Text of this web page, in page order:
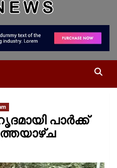
പാർക്ക്